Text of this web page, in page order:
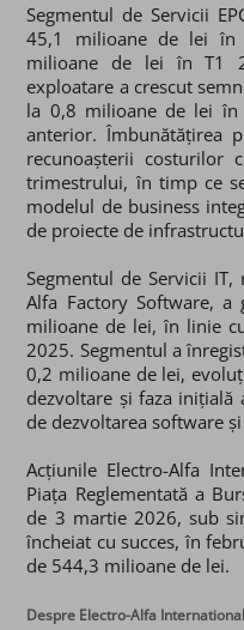
Segmentul de Servicii
45,1 milioane de lei în
milioane de lei în T1
exploatare a crescut
la 0,8 milioane de lei în
anterior. Îmbunătățirea
recunoașterii costurilor
trimestrului, în timp ce
modelul de business
de proiecte de
Segmentul de Servicii
Alfa Factory Software,
milioane de lei, în linie
2025. Segmentul a
0,2 milioane de lei,
dezvoltare și faza
de dezvoltarea software
Acțiunile Electro-Alfa
Piața Reglementată a
de 3 martie 2026, sub
încheiat cu succes, în
de 544,3 milioane de lei.
Despre Electro-Alfa International